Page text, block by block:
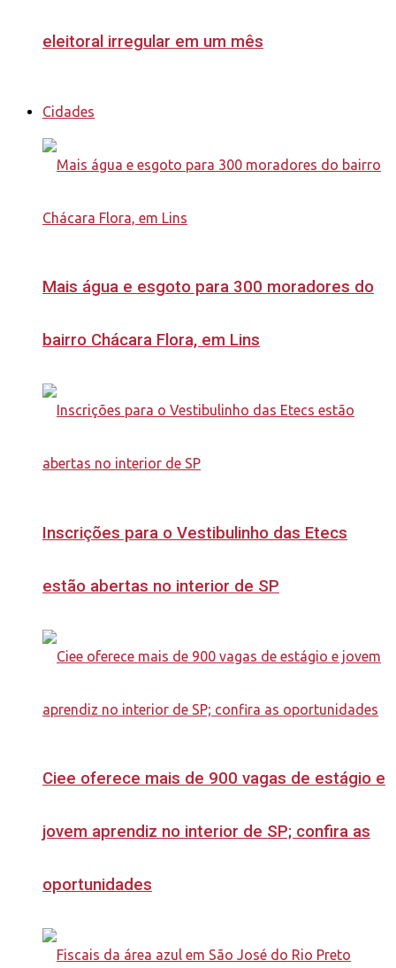
eleitoral irregular em um mês
Cidades
Mais água e esgoto para 300 moradores do
bairro Chácara Flora, em Lins
Inscrições para o Vestibulinho das Etecs
estão abertas no interior de SP
Ciee oferece mais de 900 vagas de estágio e
jovem aprendiz no interior de SP; confira as
oportunidades